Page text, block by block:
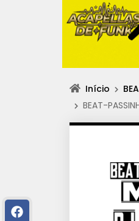
Início
BEAT-